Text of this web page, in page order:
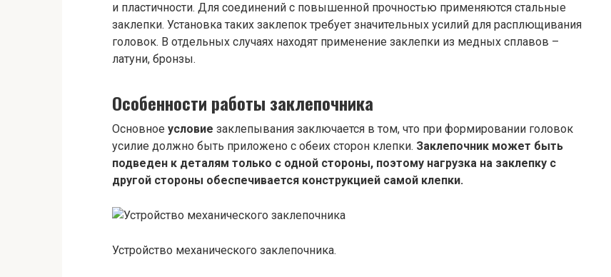
и пластичности. Для соединений с повышенной прочностью применяются стальные
заклепки. Установка таких заклепок требует значительных усилий для расплющивания
головок. В отдельных случаях находят применение заклепки из медных сплавов –
латуни, бронзы.
Особенности работы заклепочника
Основное условие заклепывания заключается в том, что при формировании головок
усилие должно быть приложено с обеих сторон клепки. Заклепочник может быть
подведен к деталям только с одной стороны, поэтому нагрузка на заклепку с
другой стороны обеспечивается конструкцией самой клепки.
Устройство механического заклепочника.